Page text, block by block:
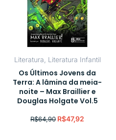
Literatura Literatura Infantil
Os Últimos Jovens da
Terra: A lâmina da meia-
noite – Max Braillier e
Douglas Holgate Vol.5
R$64,90 R$47,92